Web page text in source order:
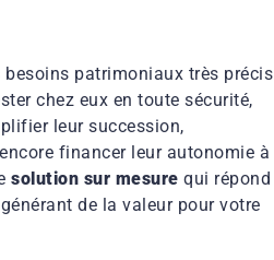
patrimoniaux très précis
chez eux en toute sécurité,
leur succession,
financer leur autonomie à
solution sur mesure qui répond
de la valeur pour votre